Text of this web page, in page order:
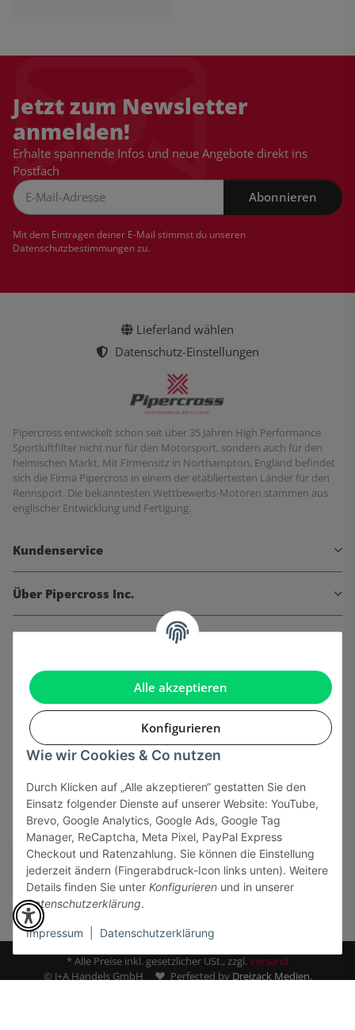
Alle akzeptieren
Konfigurieren
Wie wir Cookies & Co nutzen
Durch Klicken auf „Alle akzeptieren“ gestatten Sie den
Einsatz folgender Dienste auf unserer Website: YouTube,
Brevo, Google Analytics, Google Ads, Google Tag
Manager, ReCaptcha, Meta Pixel, PayPal Express
Checkout und Ratenzahlung. Sie können die Einstellung
jederzeit ändern (Fingerabdruck-Icon links unten). Weitere
Details finden Sie unter Konfigurieren und in unserer
Datenschutzerklärung.
Impressum Datenschutzerklärung
Jetzt zum Newsletter
anmelden!
Erhalte spannende Infos und neue Angebote direkt ins
Postfach
Abonnieren
Mit dem Eintragen deiner E-Mail stimmst du unseren
Datenschutzbestimmungenzu.
Lieferland wählen
Datenschutz-Einstellungen
Pipercross entwickelt schon seit über 35 Jahren High Performance
Sportluftfilter nicht nur für den Motorsport, sondern auch für den
heimischen Markt. Mit Firmensitz in Northampton, England befindet
sich die Firma Pipercross in einem der etabliertesten Länder für den
Rennsport. Die bekanntesten Wettbewerbs-Motoren stammen aus
englischer Entwicklung und Fertigung.
Kundenservice
Über Pipercross Inc.
Informationen
Gesetzliche Informationen
Sicher bezahlen via:
* Alle Preise inkl. gesetzlicher USt., zzgl.Versand
© J+A Handels GmbH
Perfected by Dreizack Medien.